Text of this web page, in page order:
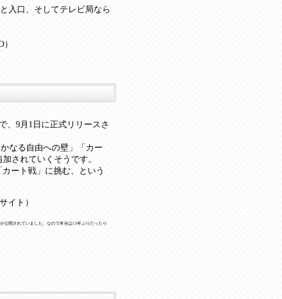
入口、そしてテレビ局なら
9月1日に正式リリースさ
なる自由への壁」「カー
されていくそうです。
ート戦」に挑む、という
イト）
開されていました。なので本当は13年ぶりだったり